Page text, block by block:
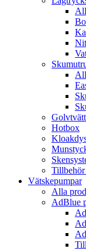
Hotbox
Vätskepumpar
Alla
AdBlue